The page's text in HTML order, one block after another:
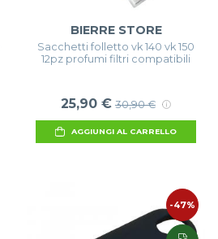
BIERRE STORE
Sacchetti folletto vk 140 vk 150
12pz profumi filtri compatibili
25,90 € 30,90 €
AGGIUNGI AL CARRELLO
-47%